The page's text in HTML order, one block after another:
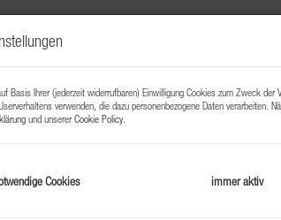
Basis Ihrer (jederzeit widerrufbaren) Einwilligung Cookies zum Zweck der
verwenden, die dazu personenbezogene Daten verarbeiten.
und unsererCookie Policy.
Cookies immer aktiv